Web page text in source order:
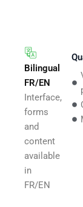
Bilingual
FR/EN
Interface,
forms
and
content
available
in
FR/EN